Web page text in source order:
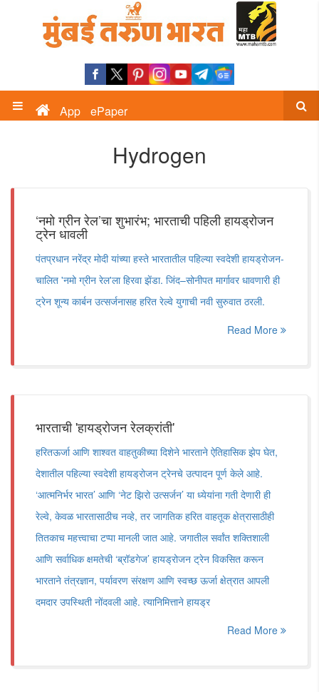
App ePaper
Hydrogen
‘नमो ग्रीन रेल’चा शुभारंभ; भारताची पहिली हायड्रोजन
ट्रेन धावली
पंतप्रधान नरेंद्र मोदी यांच्या हस्ते भारतातील पहिल्या स्वदेशी हायड्रोजन-
चालित 'नमो ग्रीन रेल'ला हिरवा झेंडा. जिंद–सोनीपत मार्गावर धावणारी ही
ट्रेन शून्य कार्बन उत्सर्जनासह हरित रेल्वे युगाची नवी सुरुवात ठरली.
Read More
भारताची 'हायड्रोजन रेलक्रांती'
हरितऊर्जा आणि शाश्वत वाहतुकीच्या दिशेने भारताने ऐतिहासिक झेप घेत,
देशातील पहिल्या स्वदेशी हायड्रोजन ट्रेनचे उत्पादन पूर्ण केले आहे.
‘आत्मनिर्भर भारत’ आणि ‘नेट झिरो उत्सर्जन’ या ध्येयांना गती देणारी ही
रेल्वे, केवळ भारतासाठीच नव्हे, तर जागतिक हरित वाहतूक क्षेत्रासाठीही
तितकाच महत्त्वाचा टप्पा मानली जात आहे. जगातील सर्वांत शक्तिशाली
आणि सर्वाधिक क्षमतेची ‘ब्रॉडगेज’ हायड्रोजन ट्रेन विकसित करून
भारताने तंत्रज्ञान, पर्यावरण संरक्षण आणि स्वच्छ ऊर्जा क्षेत्रात आपली
दमदार उपस्थिती नोंदवली आहे. त्यानिमित्ताने हायड्र
Read More